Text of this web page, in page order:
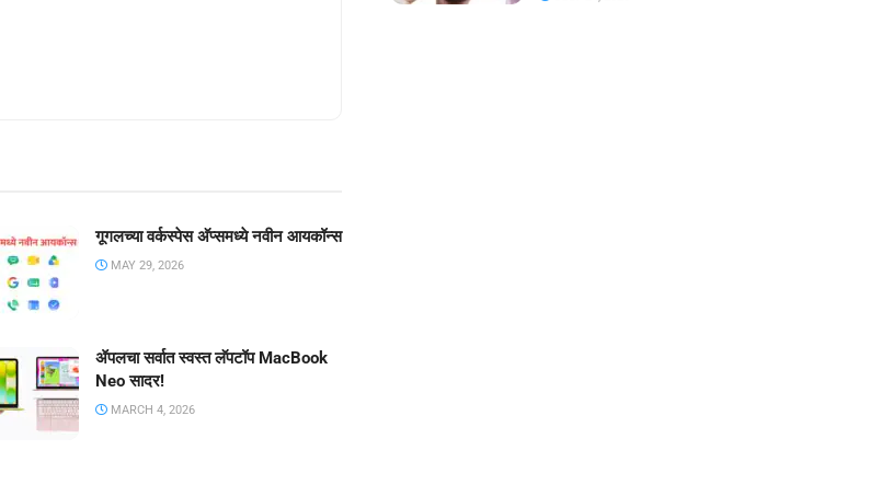
गूगलच्या वर्कस्पेस अ‍ॅप्समध्ये नवीन आयकॉन्स
MAY 29, 2026
ॲपलचा सर्वात स्वस्त लॅपटॉप MacBook
Neo सादर!
MARCH 4, 2026